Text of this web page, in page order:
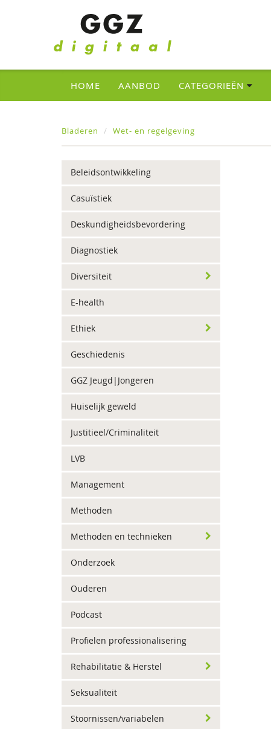
HOME AANBOD CATEGORIEËN
Bladeren Wet- en regelgeving
Beleidsontwikkeling
Casuïstiek
Deskundigheidsbevordering
Diagnostiek
Diversiteit
E-health
Ethiek
Geschiedenis
GGZ Jeugd|Jongeren
Huiselijk geweld
Justitieel/Criminaliteit
LVB
Management
Methoden
Methoden en technieken
Onderzoek
Ouderen
Podcast
Profielen professionalisering
Rehabilitatie & Herstel
Seksualiteit
Stoornissen/variabelen